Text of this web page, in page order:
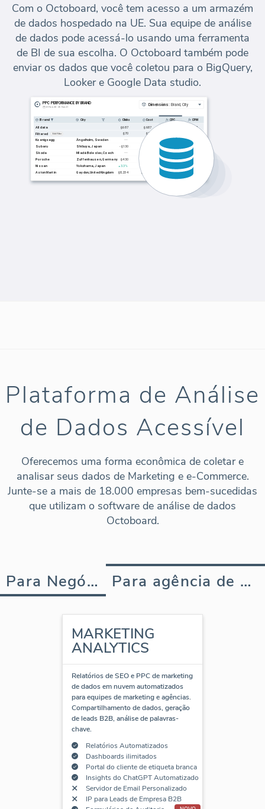
Com o Octoboard, você tem acesso a um armazém
de dados hospedado na UE. Sua equipe de análise
de dados pode acessá-lo usando uma ferramenta
de BI de sua escolha. O Octoboard também pode
enviar os dados que você coletou para o BigQuery,
Looker e Google Data studio.
Plataforma de Análise
de Dados Acessível
Oferecemos uma forma econômica de coletar e
analisar seus dados de Marketing e e-Commerce.
Junte-se a mais de 18.000 empresas bem-sucedidas
que utilizam o software de análise de dados
Octoboard.
Para Negócios Para agência de marketing
MARKETING
ANALYTICS
Relatórios de SEO e PPC de marketing
de dados em nuvem automatizados
para equipes de marketing e agências.
Compartilhamento de dados, geração
de leads B2B, análise de palavras-
chave.
Relatórios Automatizados
Dashboards ilimitados
Portal do cliente de etiqueta branca
Insights do ChatGPT Automatizado
Servidor de Email Personalizado
IP para Leads de Empresa B2B